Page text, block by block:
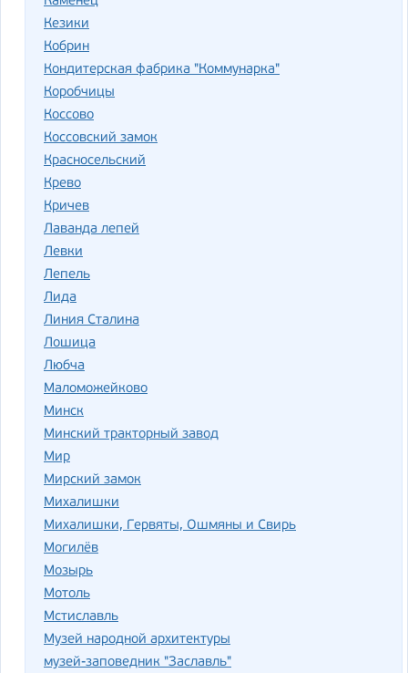
Кезики
Кобрин
Кондитерская фабрика "Коммунарка"
Коробчицы
Коссово
Коссовский замок
Красносельский
Крево
Кричев
Лаванда лепей
Левки
Лепель
Лида
Линия Сталина
Лошица
Любча
Маломожейково
Минск
Минский тракторный завод
Мир
Мирский замок
Михалишки
Михалишки, Гервяты, Ошмяны и Свирь
Могилёв
Мозырь
Мотоль
Мстиславль
Музей на­род­ной ар­хи­тек­ту­ры
музей-заповедник "Заславль"